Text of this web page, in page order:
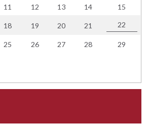
11 12 13 14 15
18 19 20 21 22
25 26 27 28 29